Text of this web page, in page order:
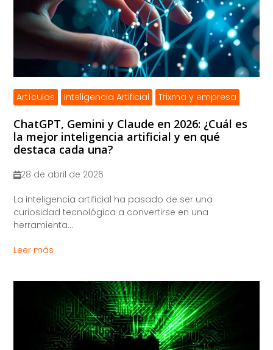
Artículos Inteligencia Artificial Trixma y empresa
ChatGPT, Gemini y Claude en 2026: ¿Cuál es
la mejor inteligencia artificial y en qué
destaca cada una?
28 de abril de 2026
La inteligencia artificial ha pasado de ser una
curiosidad tecnológica a convertirse en una
herramienta...
Leer más